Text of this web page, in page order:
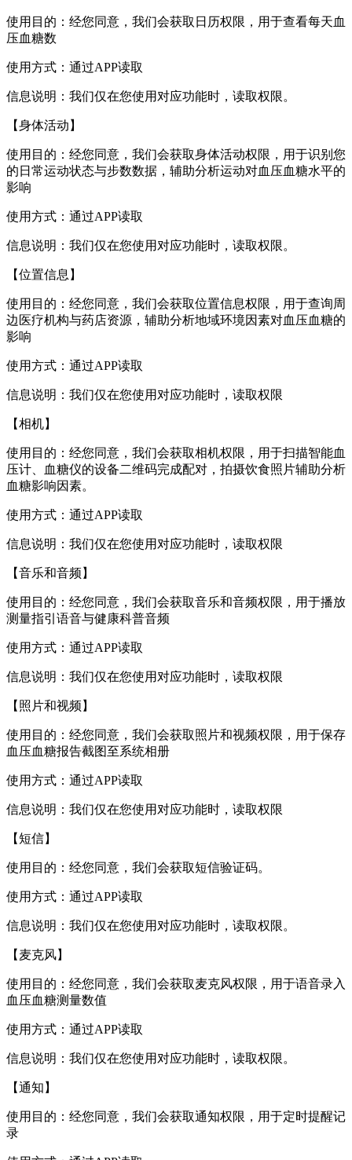
使用目的：经您同意，我们会获取日历权限，用于查看每天血
压血糖数
使用方式：通过APP读取
信息说明：我们仅在您使用对应功能时，读取权限。
【身体活动】
使用目的：经您同意，我们会获取身体活动权限，用于识别您
的日常运动状态与步数数据，辅助分析运动对血压血糖水平的
影响
使用方式：通过APP读取
信息说明：我们仅在您使用对应功能时，读取权限。
【位置信息】
使用目的：经您同意，我们会获取位置信息权限，用于查询周
边医疗机构与药店资源，辅助分析地域环境因素对血压血糖的
影响
使用方式：通过APP读取
信息说明：我们仅在您使用对应功能时，读取权限
【相机】
使用目的：经您同意，我们会获取相机权限，用于扫描智能血
压计、血糖仪的设备二维码完成配对，拍摄饮食照片辅助分析
血糖影响因素。
使用方式：通过APP读取
信息说明：我们仅在您使用对应功能时，读取权限
【音乐和音频】
使用目的：经您同意，我们会获取音乐和音频权限，用于播放
测量指引语音与健康科普音频
使用方式：通过APP读取
信息说明：我们仅在您使用对应功能时，读取权限
【照片和视频】
使用目的：经您同意，我们会获取照片和视频权限，用于保存
血压血糖报告截图至系统相册
使用方式：通过APP读取
信息说明：我们仅在您使用对应功能时，读取权限
【短信】
使用目的：经您同意，我们会获取短信验证码。
使用方式：通过APP读取
信息说明：我们仅在您使用对应功能时，读取权限。
【麦克风】
使用目的：经您同意，我们会获取麦克风权限，用于语音录入
血压血糖测量数值
使用方式：通过APP读取
信息说明：我们仅在您使用对应功能时，读取权限。
【通知】
使用目的：经您同意，我们会获取通知权限，用于定时提醒记
录